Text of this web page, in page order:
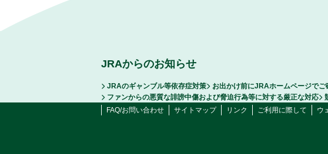
JRAからのお知らせ
JRAのギャンブル等依存症対策 お出かけ前にJRAホームページでご
ファンからの悪質な誹謗中傷および脅迫行為等に対する厳正な対応
FAQ/お問い合わせ
サイトマップ リンク ご利用に際して ウ